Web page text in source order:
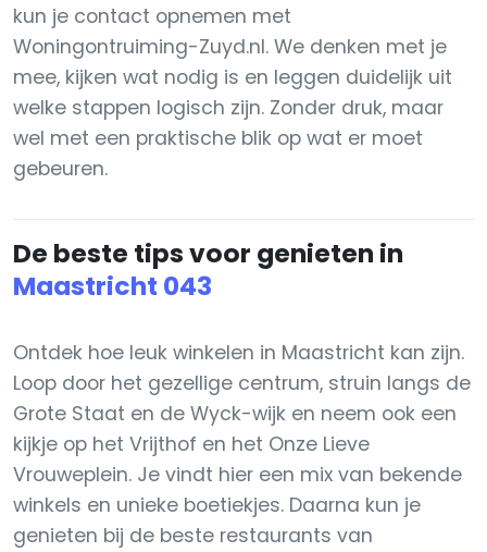
kun je contact opnemen met
Woningontruiming-Zuyd.nl. We denken met je
mee, kijken wat nodig is en leggen duidelijk uit
welke stappen logisch zijn. Zonder druk, maar
wel met een praktische blik op wat er moet
gebeuren.
De beste tips voor genieten in
Maastricht 043
Ontdek hoe leuk winkelen in Maastricht kan zijn.
Loop door het gezellige centrum, struin langs de
Grote Staat en de Wyck-wijk en neem ook een
kijkje op het Vrijthof en het Onze Lieve
Vrouweplein. Je vindt hier een mix van bekende
winkels en unieke boetiekjes. Daarna kun je
genieten bij de beste restaurants van